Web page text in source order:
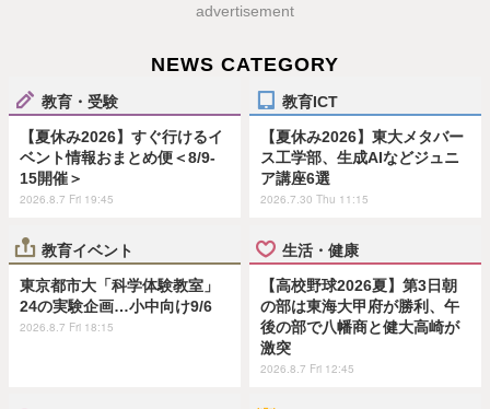
advertisement
NEWS CATEGORY
教育・受験
【夏休み2026】すぐ行けるイ
ベント情報おまとめ便＜8/9-
15開催＞
2026.8.7 Fri 19:45
教育ICT
【夏休み2026】東大メタバー
ス工学部、生成AIなどジュニ
ア講座6選
2026.7.30 Thu 11:15
教育イベント
東京都市大「科学体験教室」
24の実験企画…小中向け9/6
2026.8.7 Fri 18:15
生活・健康
【高校野球2026夏】第3日朝
の部は東海大甲府が勝利、午
後の部で八幡商と健大高崎が
激突
2026.8.7 Fri 12:45